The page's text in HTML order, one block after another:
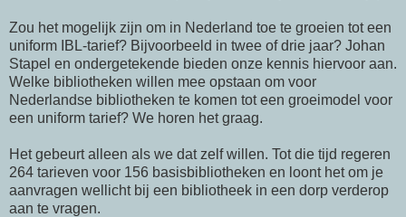
Zou het mogelijk zijn om in Nederland toe te groeien tot een
uniform IBL-tarief? Bijvoorbeeld in twee of drie jaar? Johan
Stapel en ondergetekende bieden onze kennis hiervoor aan.
Welke bibliotheken willen mee opstaan om voor
Nederlandse bibliotheken te komen tot een groeimodel voor
een uniform tarief? We horen het graag.
Het gebeurt alleen als we dat zelf willen. Tot die tijd regeren
264 tarieven voor 156 basisbibliotheken en loont het om je
aanvragen wellicht bij een bibliotheek in een dorp verderop
aan te vragen.